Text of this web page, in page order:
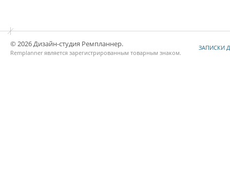
ЗАПИСКИ
© 2026 Дизайн-студия Ремпланнер.
Remplanner является зарегистрированным товарным знаком.